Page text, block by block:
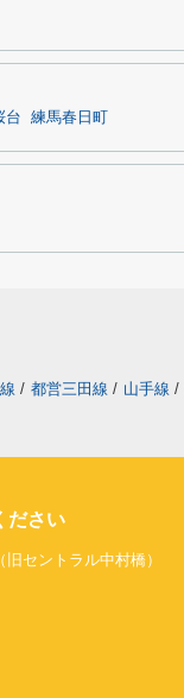
台 練馬春日町
/ 都営三田線 / 山手線 /
ださい
セントラル中村橋）